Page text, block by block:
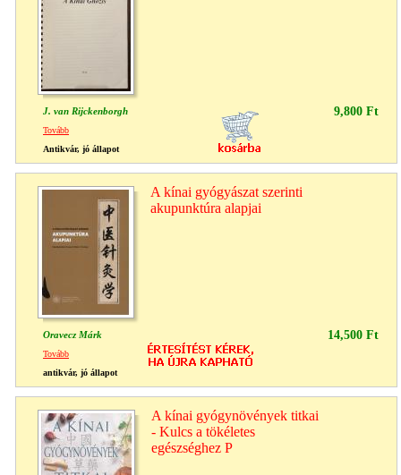
J. van Rijckenborgh 9,800 Ft
Tovább
Antikvár, jó állapot
A kínai gyógyászat szerinti
akupunktúra alapjai
Oravecz Márk 14,500 Ft
Tovább
antikvár, jó állapot
A kínai gyógynövények titkai
- Kulcs a tökéletes
egészséghez P